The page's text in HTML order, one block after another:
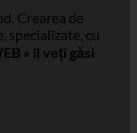
Crearea de
specializate, cu
» îl veți găsi